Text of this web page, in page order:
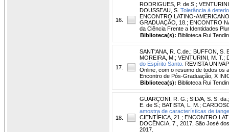
16.
RODRIGUES, P. de S. ;
DOUSSEAU, S. Tolerância à
ENCONTRO LATINO-
GRADUAÇÃO, 18.; ENCONTRO
da Ciência Frente a Identidades
Biblioteca(s): Biblioteca Rui
17.
SANT'ANA, R. C.de. ; BUFFON, S.
MOREIRA, M. ; VENTURINI, M. T. ;
do Espírito Santo. REVISTA
Online, com o resumo de todos os
Encontro de Pós-Graduação, X
Biblioteca(s): Biblioteca Rui
18.
GUARÇONI, R. G. ; SILVA, S. S. da.
E. de S. ; BATISTA, L. M. ;
amostra de características de
CIENTÍFICA, 21.; ENCONTRO
DOCÊNCIA, 7., 2017, São José
2017.